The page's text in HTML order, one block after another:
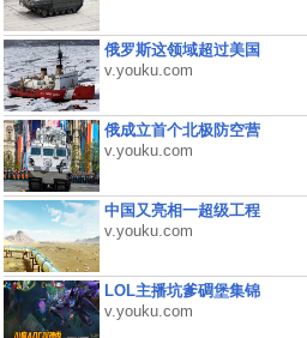
俄罗斯这领域超过美国
v.youku.com
俄成立首个北极防空营
v.youku.com
中国又亮相一超级工程
v.youku.com
LOL主播坑爹碉堡集锦
v.youku.com